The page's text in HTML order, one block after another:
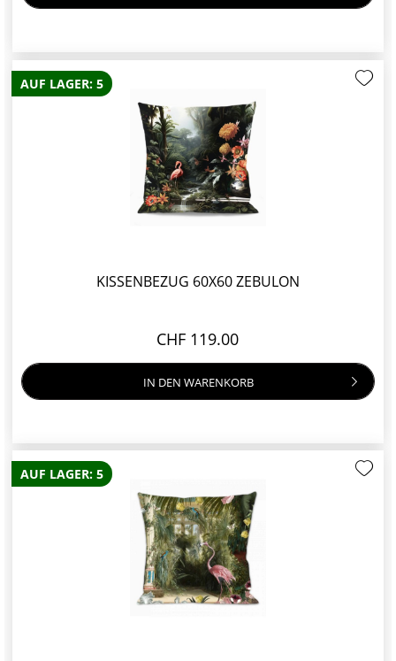
AUF LAGER: 5
KISSENBEZUG 60X60 ZEBULON
CHF 119.00
IN DEN WARENKORB
AUF LAGER: 5